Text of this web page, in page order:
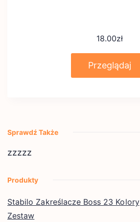
18.00zł
Przeglądaj
Sprawdź Także
zzzzz
Produkty
Stabilo Zakreślacze Boss 23 Kolory
Zestaw